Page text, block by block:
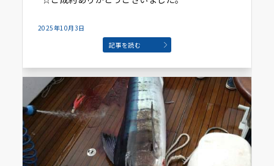
2025年10月3日
記事を読む